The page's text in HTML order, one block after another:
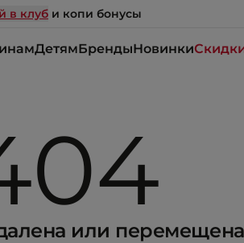
в клуб и копи бонусы
ДетямБрендыНовинки
или перемещена